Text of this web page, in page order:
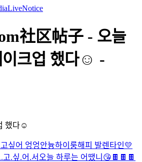
LiveNotice
社区帖子 - 오늘
이크업 했다☺️ -
했다☺️
싶어 엉엉안늉하이룽해피 발렌타인💛
고.싶.어.서 오늘 하루는 어땠니 😘 🍫🍫🍫